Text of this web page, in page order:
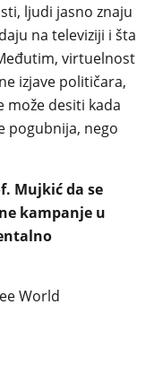
ljudi jasno znaju
na televiziji i šta
virtuelnost
izjave političara,
može desiti kada
pogubnija, nego
Mujkić da se
kampanje u
World